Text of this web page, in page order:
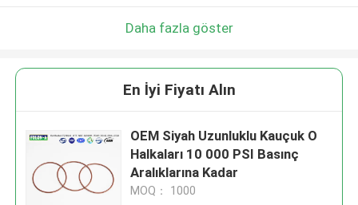
Daha fazla göster
En İyi Fiyatı Alın
OEM Siyah Uzunluklu Kauçuk O
Halkaları 10 000 PSI Basınç
Aralıklarına Kadar
MOQ： 1000